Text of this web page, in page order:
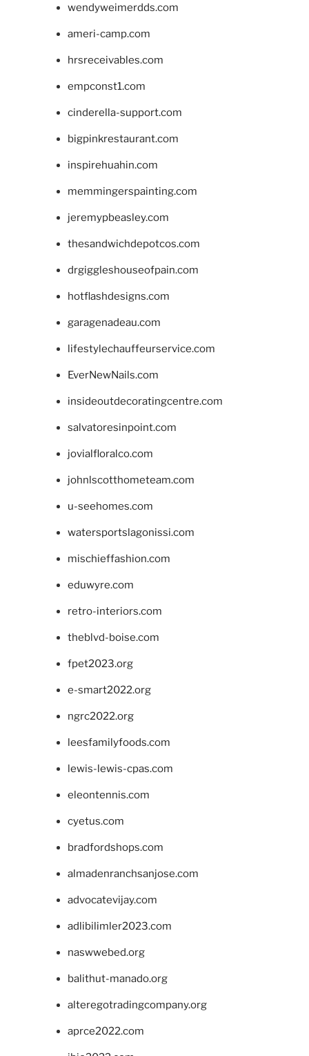
wendyweimerdds.com
ameri-camp.com
hrsreceivables.com
empconst1.com
cinderella-support.com
bigpinkrestaurant.com
inspirehuahin.com
memmingerspainting.com
jeremypbeasley.com
thesandwichdepotcos.com
drgiggleshouseofpain.com
hotflashdesigns.com
garagenadeau.com
lifestylechauffeurservice.com
EverNewNails.com
insideoutdecoratingcentre.com
salvatoresinpoint.com
jovialfloralco.com
johnlscotthometeam.com
u-seehomes.com
watersportslagonissi.com
mischieffashion.com
eduwyre.com
retro-interiors.com
theblvd-boise.com
fpet2023.org
e-smart2022.org
ngrc2022.org
leesfamilyfoods.com
lewis-lewis-cpas.com
eleontennis.com
cyetus.com
bradfordshops.com
almadenranchsanjose.com
advocatevijay.com
adlibilimler2023.com
naswwebed.org
balithut-manado.org
alteregotradingcompany.org
aprce2022.com